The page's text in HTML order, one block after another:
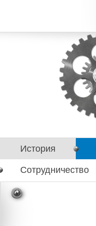
История
Сотрудничество